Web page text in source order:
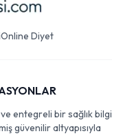
Online Diyet
entegreli bir sağlık bilgi
güvenilir altyapısıyla